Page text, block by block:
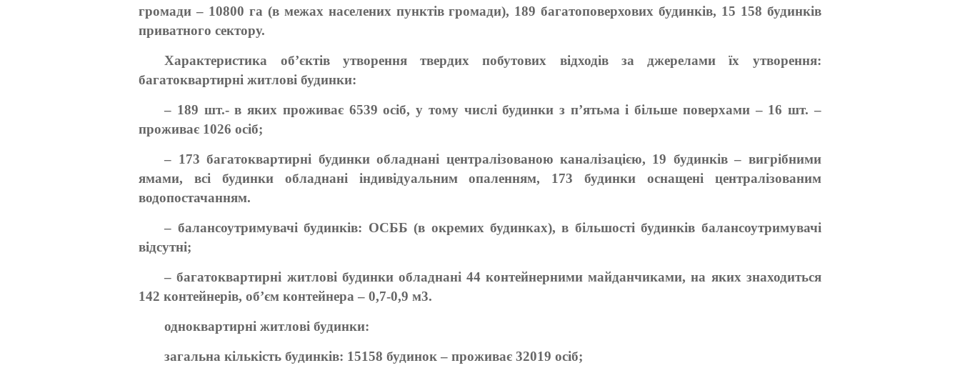
громади – 10800 га (в межах населених пунктів громади), 189 багатоповерхових будинків, 15 158 будинків
приватного сектору.
Характеристика об’єктів утворення твердих побутових відходів за джерелами їх утворення:
багатоквартирні житлові будинки:
– 189 шт.- в яких проживає 6539 осіб, у тому числі будинки з п’ятьма і більше поверхами – 16 шт. –
проживає 1026 осіб;
– 173 багатоквартирні будинки обладнані централізованою каналізацією, 19 будинків – вигрібними
ямами, всі будинки обладнані індивідуальним опаленням, 173 будинки оснащені централізованим
водопостачанням.
– балансоутримувачі будинків: ОСББ (в окремих будинках), в більшості будинків балансоутримувачі
відсутні;
– багатоквартирні житлові будинки обладнані 44 контейнерними майданчиками, на яких знаходиться
142 контейнерів, об’єм контейнера – 0,7-0,9 м3.
одноквартирні житлові будинки:
загальна кількість будинків: 15158 будинок – проживає 32019 осіб;